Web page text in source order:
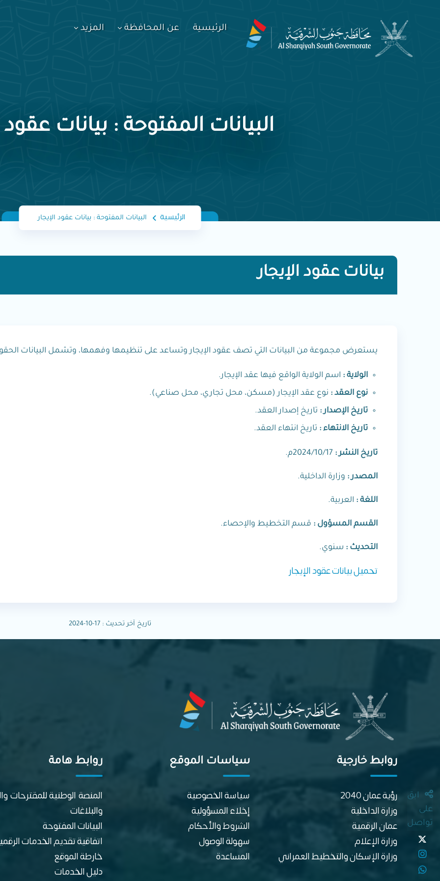
الرئيسية عن المحافظة المزيد
البيانات المفتوحة : بيانات عقود
الرئيسية البيانات المفتوحة : بيانات عقود الإيجار
بيانات عقود الإيجار
يستعرض مجموعة من البيانات التي تصف عقود الإيجار وتساعد على تنظيمها وفهمها، وتشمل البيانات الحقول
الولاية : اسم الولاية الواقع فيها عقد الإيجار.
نوع العقد : نوع عقد الإيجار (مسكن، محل تجاري، محل صناعي).
تاريخ الإصدار : تاريخ إصدار العقد.
تاريخ الانتهاء : تاريخ انتهاء العقد.
تاريخ النشر : 2024/10/17م.
المصدر : وزارة الداخلية.
اللغة : العربية.
القسم المسؤول : قسم التخطيط والإحصاء.
التحديث : سنوي.
تحميل بيانات عقود الإيجار
تاريخ آخر تحديث : 17-10-2024
ابق
على
تواصل
روابط خارجية
رؤية عمان 2040
وزارة الداخلية
عمان الرقمية
وزارة الإعلام
وزارة الإسكان والتخطيط العمراني
سياسات الموقع
سياسة الخصوصية
إخلاء المسؤولية
الشروط والأحكام
سهولة الوصول
المساعدة
روابط هامة
المنصة الوطنية للمقترحات
والبلاغات
البيانات المفتوحة
اتفاقية تقديم الخدمات
خارطة الموقع
دليل الخدمات